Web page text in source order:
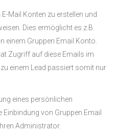
Mail Konten zu erstellen und
Dies ermöglicht es z.B.
einem Gruppen Email Konto.
Zugriff auf diese Emails im
einem Lead passiert somit nur
eines persönlichen
von Gruppen Email
Administrator.